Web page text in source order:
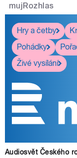
mujRozhlas
Hry a četby
Pohádky
Živé vysílání
Audiosvět Českého